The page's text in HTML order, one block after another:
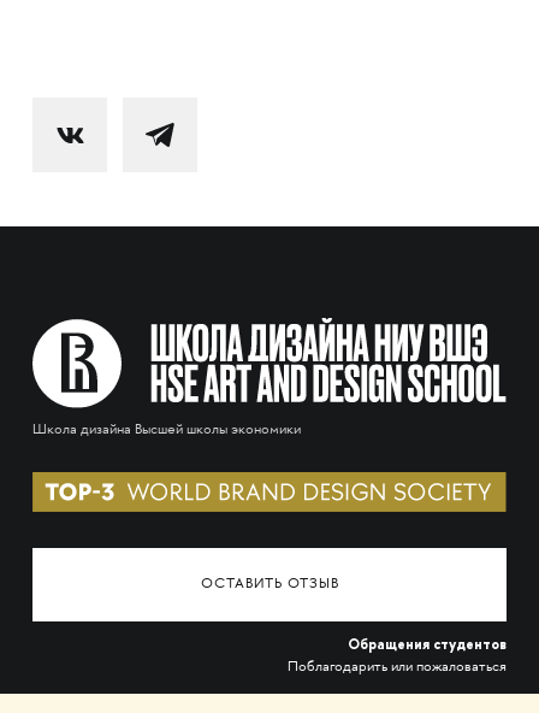
Школа дизайна Высшей школы экономики
ОСТАВИТЬ ОТЗЫВ
Обращения студентов
Поблагодарить или пожаловаться